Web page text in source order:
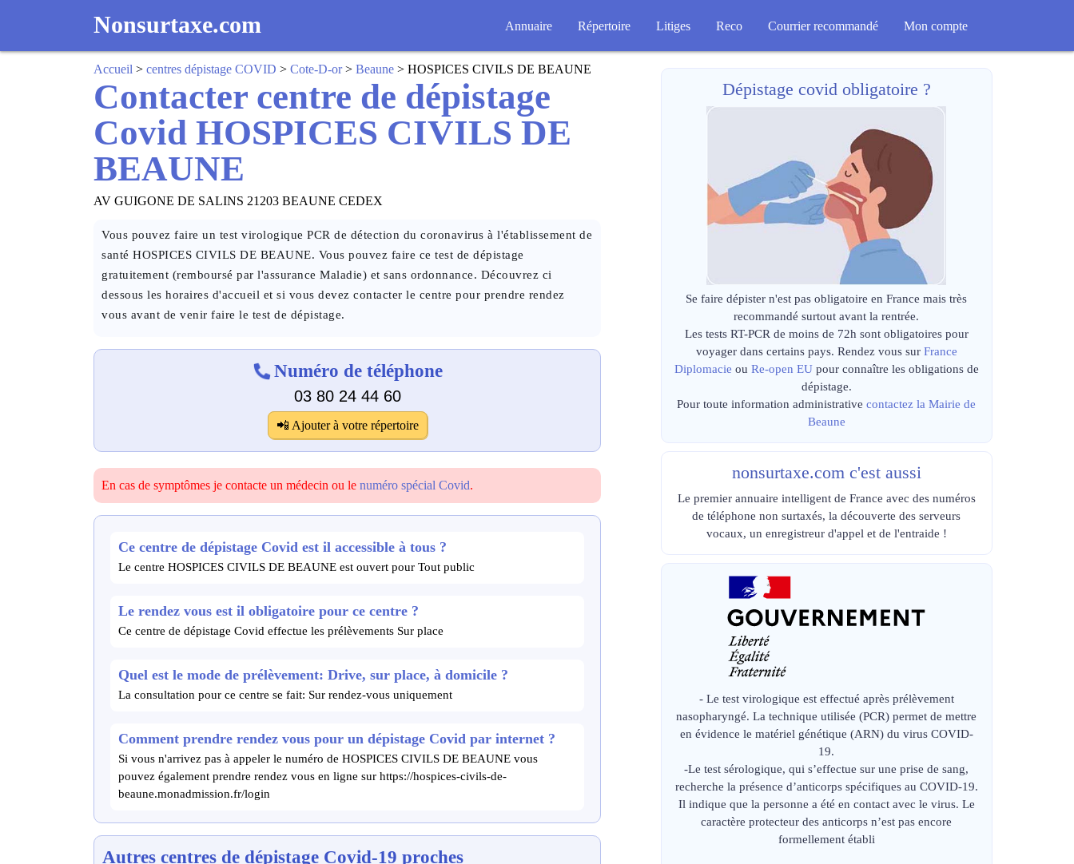
Nonsurtaxe.com Annuaire Répertoire Litiges Reco Courrier recommandé Mon compte
Accueil > centres dépistage COVID > Cote-D-or> Beaune > HOSPICES CIVILS DE BEAUNE
Contacter centre de dépistage
Covid HOSPICES CIVILS DE
BEAUNE
AV GUIGONE DE SALINS 21203 BEAUNE CEDEX
Vous pouvez faire un test virologique PCR de détection du coronavirus à l'établissement de
santé HOSPICES CIVILS DE BEAUNE. Vous pouvez faire ce test de dépistage
gratuitement (remboursé par l'assurance Maladie) et sans ordonnance. Découvrez ci
dessous les horaires d'accueil et si vous devez contacter le centre pour prendre rendez
vous avant de venir faire le test de dépistage.
Numéro de téléphone
03 80 24 44 60
📲 Ajouter à votre répertoire
En cas de symptômes je contacte un médecin ou le numéro spécial Covid.
Ce centre de dépistage Covid est il accessible à tous ?
Le centre HOSPICES CIVILS DE BEAUNE est ouvert pour Tout public
Le rendez vous est il obligatoire pour ce centre ?
Ce centre de dépistage Covid effectue les prélèvements Sur place
Quel est le mode de prélèvement: Drive, sur place, à domicile ?
La consultation pour ce centre se fait: Sur rendez-vous uniquement
Comment prendre rendez vous pour un dépistage Covid par internet ?
Si vous n'arrivez pas à appeler le numéro de HOSPICES CIVILS DE BEAUNE vous
pouvez également prendre rendez vous en ligne sur https://hospices-civils-de-
beaune.monadmission.fr/login
Autres centres de dépistage Covid-19 proches
Dépistage covid obligatoire ?
Se faire dépister n'est pas obligatoire en France mais très
recommandé surtout avant la rentrée.
Les tests RT-PCR de moins de 72h sont obligatoires pour
voyager dans certains pays. Rendez vous sur France
Diplomacie ou Re-open EUpour connaître les obligations de
dépistage.
Pour toute information administrativecontactez la Mairie de
Beaune
nonsurtaxe.com c'est aussi
Le premier annuaire intelligent de France avec des numéros
de téléphone non surtaxés, la découverte des serveurs
vocaux, un enregistreur d'appel et de l'entraide !
- Le test virologique est effectué après prélèvement
nasopharyngé. La technique utilisée (PCR) permet de mettre
en évidence le matériel génétique (ARN) du virus COVID-
19.
-Le test sérologique, qui s’effectue sur une prise de sang,
recherche la présence d’anticorps spécifiques au COVID-19.
Il indique que la personne a été en contact avec le virus. Le
caractère protecteur des anticorps n’est pas encore
formellement établi